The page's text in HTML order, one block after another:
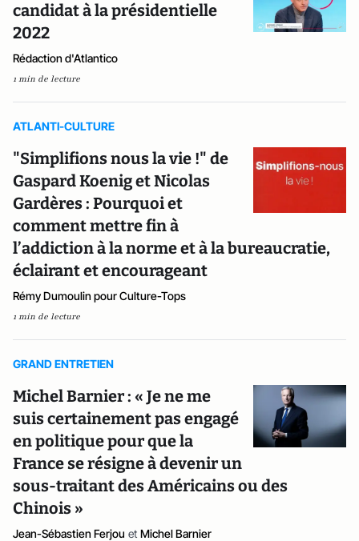
candidat à la présidentielle
2022
Rédaction d'Atlantico
1 min de lecture
ATLANTI-CULTURE
"Simplifions nous la vie !" de
Gaspard Koenig et Nicolas
Gardères : Pourquoi et
comment mettre fin à
l’addiction à la norme et à la bureaucratie,
éclairant et encourageant
Rémy Dumoulin pour Culture-Tops
1 min de lecture
GRAND ENTRETIEN
Michel Barnier : « Je ne me
suis certainement pas engagé
en politique pour que la
France se résigne à devenir un
sous-traitant des Américains ou des
Chinois »
Jean-Sébastien Ferjou et Michel Barnier